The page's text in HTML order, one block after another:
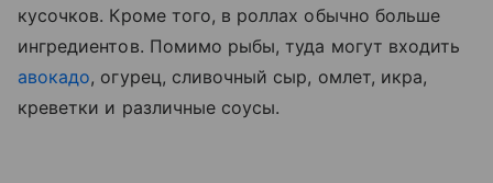
кусочков. Кроме того, в роллах обычно больше
ингредиентов. Помимо рыбы, туда могут входить
авокадо, огурец, сливочный сыр, омлет, икра,
креветки и различные соусы.